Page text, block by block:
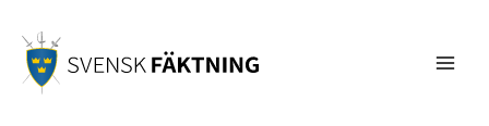
innehåll